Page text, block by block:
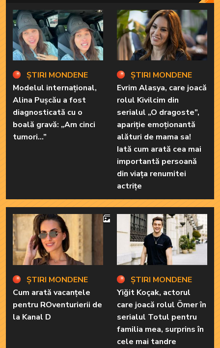
ȘTIRI MONDENE
Modelul internațional,
Alina Pușcău a fost
diagnosticată cu o
boală gravă: „Am cinci
tumori...”
ȘTIRI MONDENE
Cum arată vacanțele
pentru ROventurierii de
la Kanal D
ȘTIRI MONDENE
Evrim Alasya, care joacă
rolul Kivilcim din
serialul „O dragoste”,
apariție emoționantă
alături de mama sa!
Iată cum arată cea mai
importantă persoană
din viața renumitei
actrițe
ȘTIRI MONDENE
Yiğit Koçak, actorul
care joacă rolul Ömer în
serialul Totul pentru
familia mea, surprins în
cele mai tandre